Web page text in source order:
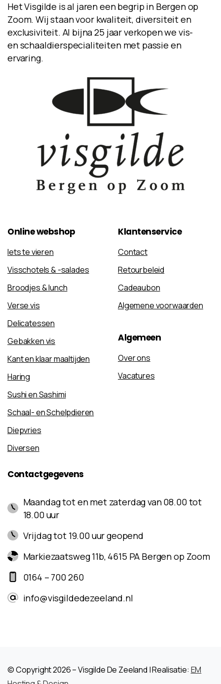
Het Visgilde is al jaren een begrip in Bergen op
Zoom. Wij staan voor kwaliteit, diversiteit en
exclusiviteit. Al bijna 25 jaar verkopen we vis-
en schaaldierspecialiteiten met passie en
ervaring.
Onlinewebshop
Iets te vieren
Visschotels & -salades
Broodjes & lunch
Verse vis
Delicatessen
Gebakken vis
Kant en klaar maaltijden
Haring
Sushi en Sashimi
Schaal- en Schelpdieren
Diepvries
Diversen
Klantenservice
Contact
Retourbeleid
Cadeaubon
Algemene voorwaarden
Algemeen
Over ons
Vacatures
Contactgegevens
Maandag tot en met zaterdag van 08.00 tot
18.00 uur
Vrijdag tot 19.00 uur geopend
Markiezaatsweg 11b, 4615 PA Bergen op Zoom
0164 – 700 260
info@visgildedezeeland.nl
© Copyright 2026 – Visgilde De Zeeland | Realisatie: EM